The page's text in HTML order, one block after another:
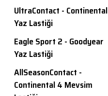
UltraContact - Continental
Yaz Lastiği
Eagle Sport 2 - Goodyear
Yaz Lastiği
AllSeasonContact -
Continental 4 Mevsim